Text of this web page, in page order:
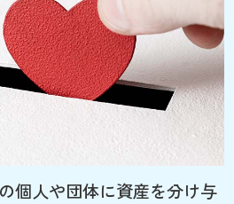
個人や団体に資産を分け与